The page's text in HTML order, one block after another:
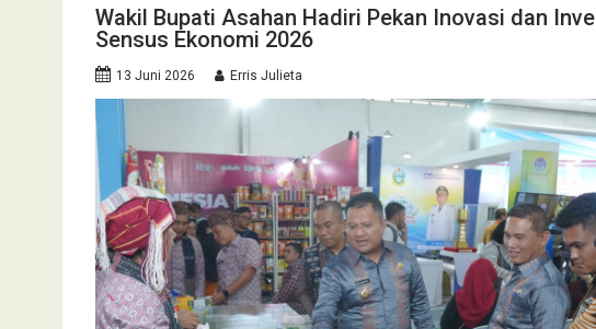
Wakil Bupati Asahan Hadiri Pekan Inovasi dan
Sensus Ekonomi 2026
13 Juni 2026 Erris Julieta